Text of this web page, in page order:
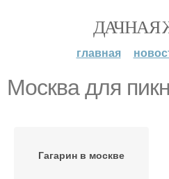
ДАЧНАЯ
главная
Москва для
Гагарин в москве